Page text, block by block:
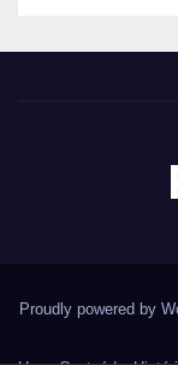
Proudly powered by